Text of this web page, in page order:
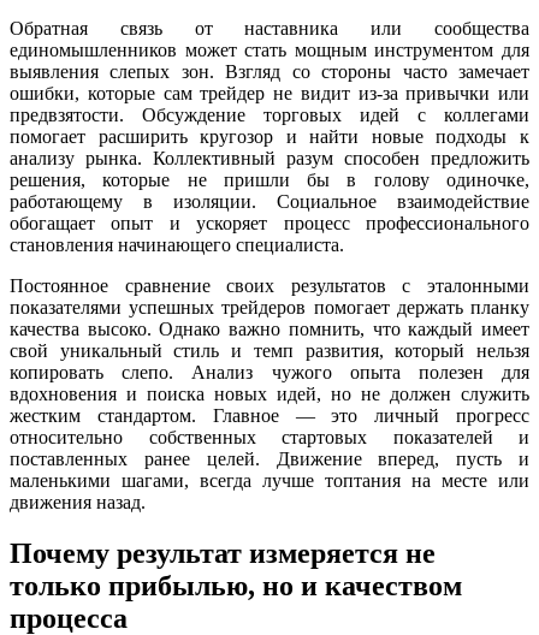
Обратная связь от наставника или сообщества
единомышленников может стать мощным инструментом для
выявления слепых зон. Взгляд со стороны часто замечает
ошибки, которые сам трейдер не видит из-за привычки или
предвзятости. Обсуждение торговых идей с коллегами
помогает расширить кругозор и найти новые подходы к
анализу рынка. Коллективный разум способен предложить
решения, которые не пришли бы в голову одиночке,
работающему в изоляции. Социальное взаимодействие
обогащает опыт и ускоряет процесс профессионального
становления начинающего специалиста.
Постоянное сравнение своих результатов с эталонными
показателями успешных трейдеров помогает держать планку
качества высоко. Однако важно помнить, что каждый имеет
свой уникальный стиль и темп развития, который нельзя
копировать слепо. Анализ чужого опыта полезен для
вдохновения и поиска новых идей, но не должен служить
жестким стандартом. Главное — это личный прогресс
относительно собственных стартовых показателей и
поставленных ранее целей. Движение вперед, пусть и
маленькими шагами, всегда лучше топтания на месте или
движения назад.
Почему результат измеряется не
только прибылью, но и качеством
процесса